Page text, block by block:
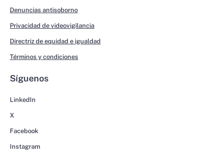
Denuncias antisoborno
Privacidad de videovigilancia
Directriz de equidad e igualdad
Términos y condiciones
Síguenos
LinkedIn
X
Facebook
Instagram